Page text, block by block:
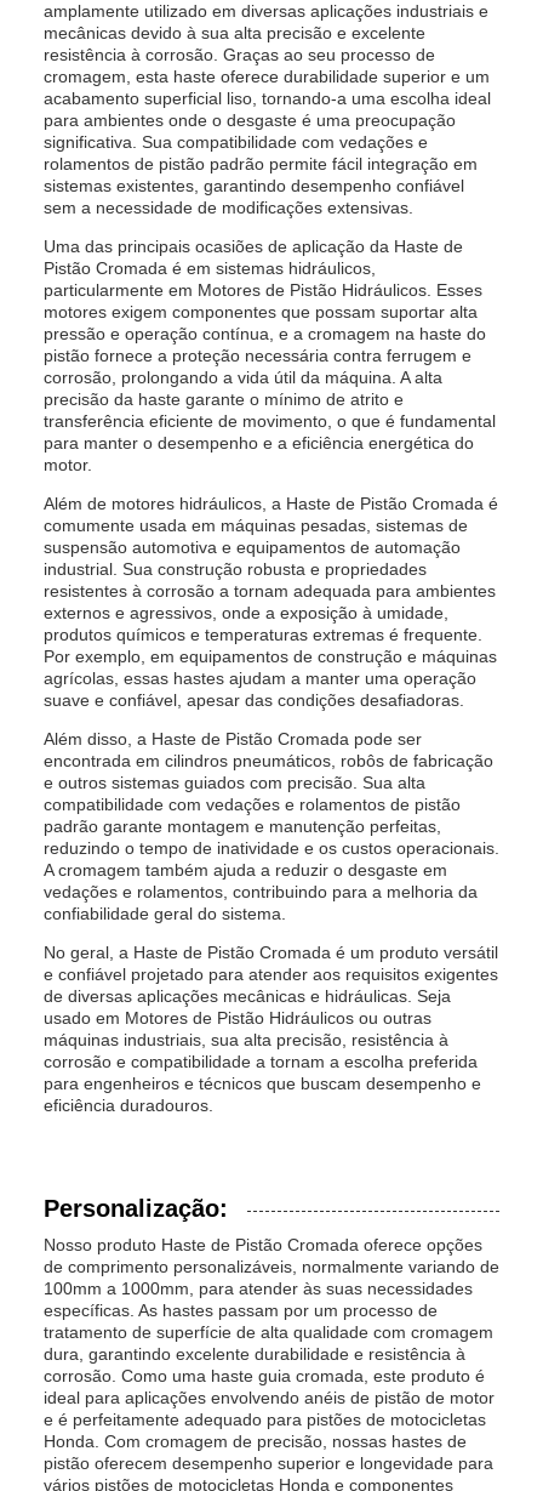
amplamente utilizado em diversas aplicações industriais e
mecânicas devido à sua alta precisão e excelente
resistência à corrosão. Graças ao seu processo de
cromagem, esta haste oferece durabilidade superior e um
acabamento superficial liso, tornando-a uma escolha ideal
para ambientes onde o desgaste é uma preocupação
significativa. Sua compatibilidade com vedações e
rolamentos de pistão padrão permite fácil integração em
sistemas existentes, garantindo desempenho confiável
sem a necessidade de modificações extensivas.
Uma das principais ocasiões de aplicação da Haste de
Pistão Cromada é em sistemas hidráulicos,
particularmente em Motores de Pistão Hidráulicos. Esses
motores exigem componentes que possam suportar alta
pressão e operação contínua, e a cromagem na haste do
pistão fornece a proteção necessária contra ferrugem e
corrosão, prolongando a vida útil da máquina. A alta
precisão da haste garante o mínimo de atrito e
transferência eficiente de movimento, o que é fundamental
para manter o desempenho e a eficiência energética do
motor.
Além de motores hidráulicos, a Haste de Pistão Cromada é
comumente usada em máquinas pesadas, sistemas de
suspensão automotiva e equipamentos de automação
industrial. Sua construção robusta e propriedades
resistentes à corrosão a tornam adequada para ambientes
externos e agressivos, onde a exposição à umidade,
produtos químicos e temperaturas extremas é frequente.
Por exemplo, em equipamentos de construção e máquinas
agrícolas, essas hastes ajudam a manter uma operação
suave e confiável, apesar das condições desafiadoras.
Além disso, a Haste de Pistão Cromada pode ser
encontrada em cilindros pneumáticos, robôs de fabricação
e outros sistemas guiados com precisão. Sua alta
compatibilidade com vedações e rolamentos de pistão
padrão garante montagem e manutenção perfeitas,
reduzindo o tempo de inatividade e os custos operacionais.
A cromagem também ajuda a reduzir o desgaste em
vedações e rolamentos, contribuindo para a melhoria da
confiabilidade geral do sistema.
No geral, a Haste de Pistão Cromada é um produto versátil
e confiável projetado para atender aos requisitos exigentes
de diversas aplicações mecânicas e hidráulicas. Seja
usado em Motores de Pistão Hidráulicos ou outras
máquinas industriais, sua alta precisão, resistência à
corrosão e compatibilidade a tornam a escolha preferida
para engenheiros e técnicos que buscam desempenho e
eficiência duradouros.
Personalização:
Nosso produto Haste de Pistão Cromada oferece opções
de comprimento personalizáveis, normalmente variando de
100mm a 1000mm, para atender às suas necessidades
específicas. As hastes passam por um processo de
tratamento de superfície de alta qualidade com cromagem
dura, garantindo excelente durabilidade e resistência à
corrosão. Como uma haste guia cromada, este produto é
ideal para aplicações envolvendo anéis de pistão de motor
e é perfeitamente adequado para pistões de motocicletas
Honda. Com cromagem de precisão, nossas hastes de
pistão oferecem desempenho superior e longevidade para
vários pistões de motocicletas Honda e componentes